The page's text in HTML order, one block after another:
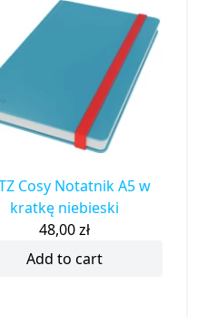
Cosy Notatnik A5 w
kratkę niebieski
48,00zł
Add to cart